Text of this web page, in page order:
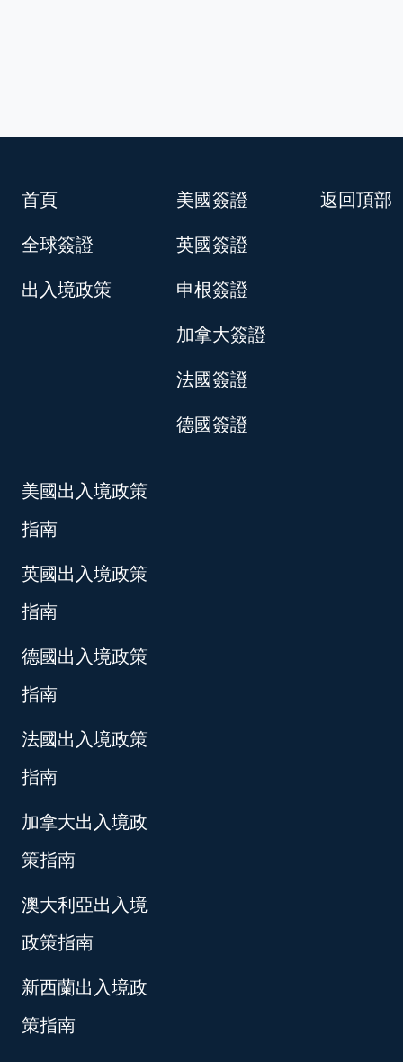
返回頂部
首頁
全球簽證
出入境政策
美國簽證
英國簽證
申根簽證
加拿大簽證
法國簽證
德國簽證
美國出入境政策
指南
英國出入境政策
指南
德國出入境政策
指南
法國出入境政策
指南
加拿大出入境政
策指南
澳大利亞出入境
政策指南
新西蘭出入境政
策指南